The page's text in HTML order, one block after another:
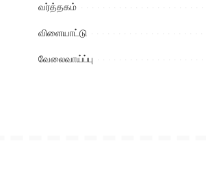
வர்த்தகம்
விளையாட்டு
வேலைவாய்ப்பு